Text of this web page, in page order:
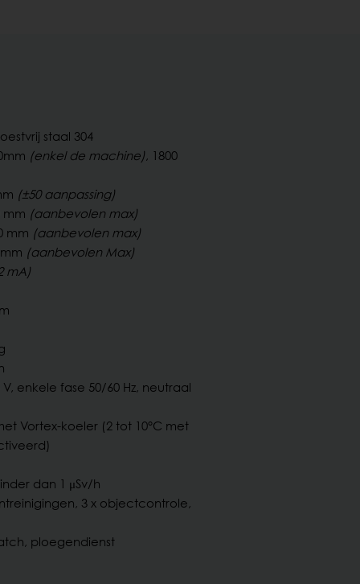
staal 304
(enkel de machine), 1800
(±50 aanpassing)
mm (aanbevolen max)
mm (aanbevolen max)
(aanbevolen Max)
mA)
V, enkele fase 50/60 Hz, neutraal
Vortex-koeler (2 tot 10°C met
dan 1 μSv/h
3 x objectcontrole,
ploegendienst